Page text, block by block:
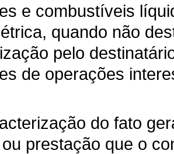
e combustíveis
quando não
pelo
de operações
do fato
prestação que o